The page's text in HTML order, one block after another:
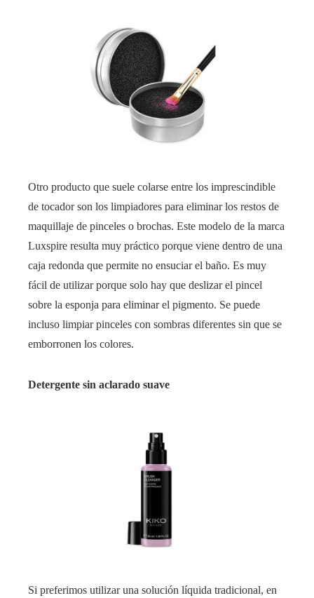
Otro producto que suele colarse entre los imprescindible
de tocador son los limpiadores para eliminar los restos de
maquillaje de pinceles o brochas. Este modelo de la marca
Luxspire resulta muy práctico porque viene dentro de una
caja redonda que permite no ensuciar el baño. Es muy
fácil de utilizar porque solo hay que deslizar el pincel
sobre la esponja para eliminar el pigmento. Se puede
incluso limpiar pinceles con sombras diferentes sin que se
emborronen los colores.
Detergente sin aclarado suave
Si preferimos utilizar una solución líquida tradicional, en